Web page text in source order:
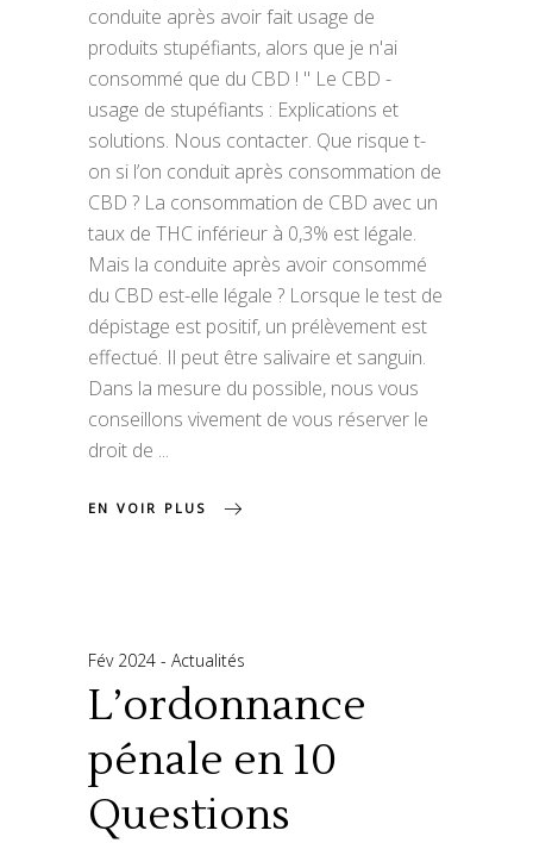
conduite après avoir fait usage de
produits stupéfiants, alors que je n'ai
consommé que du CBD ! " Le CBD -
usage de stupéfiants : Explications et
solutions. Nous contacter. Que risque t-
on si l’on conduit après consommation de
CBD ? La consommation de CBD avec un
taux de THC inférieur à 0,3% est légale.
Mais la conduite après avoir consommé
du CBD est-elle légale ? Lorsque le test de
dépistage est positif, un prélèvement est
effectué. Il peut être salivaire et sanguin.
Dans la mesure du possible, nous vous
conseillons vivement de vous réserver le
droit de
EN VOIR PLUS
Fév 2024 Actualités
L’ordonnance
pénale en 10
Questions